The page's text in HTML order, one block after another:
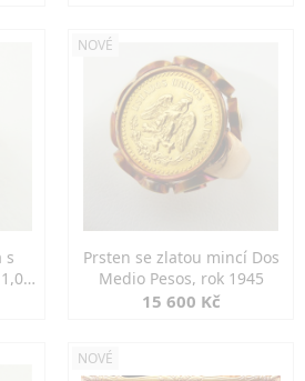
s
NOVÉ
Prsten se zlatou mincí Dos
Medio Pesos, rok 1945
15 600 Kč
NOVÉ